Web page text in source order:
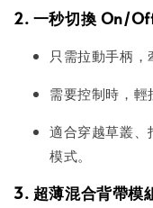
2. 一秒切換 On/
只需拉動手柄，
需要控制時，輕
適合穿越草叢、
模式。
3. 超薄混合背帶模